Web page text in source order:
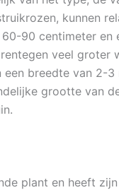
kunnen
90 centimeter en
veel groter
breedte van 2-3
grootte van
plant en heeft zijn